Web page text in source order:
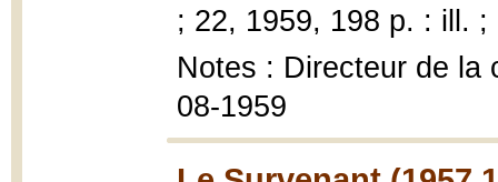
; 22, 1959, 198 p. : ill. ;
Notes : Directeur de la
08-1959